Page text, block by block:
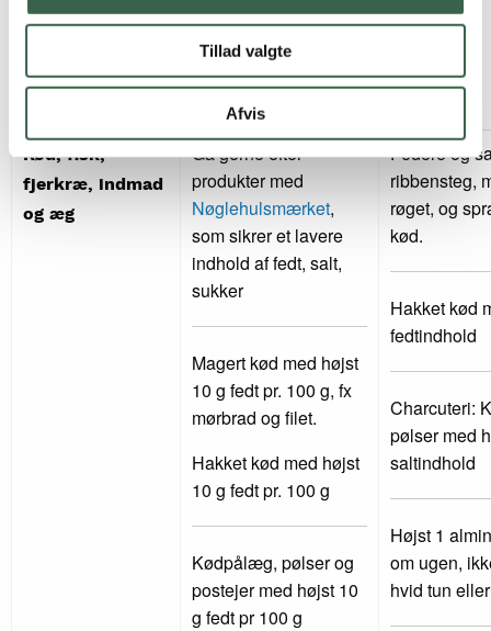
Tillad valgte
Afvis
Ofte er det ikke
nødvendigt at bruge
yderligere salt
Kød, fisk,
fjerkræ, indmad
og æg
Gå gerne efter
produkter med
Nøglehulsmærket,
som sikrer et lavere
indhold af fedt, salt,
sukker
Magert kød med højst
10 g fedt pr. 100 g, fx
mørbrad og filet.
Hakket kød med højst
10 g fedt pr. 100 g
Kødpålæg, pølser og
postejer med højst 10
g fedt pr 100 g
Federe og
ribbensteg,
røget, og
kød.
Hakket kød
fedtindhold
Charcuteri:
pølser med
saltindhold
Højst 1
om ugen,
hvid tun